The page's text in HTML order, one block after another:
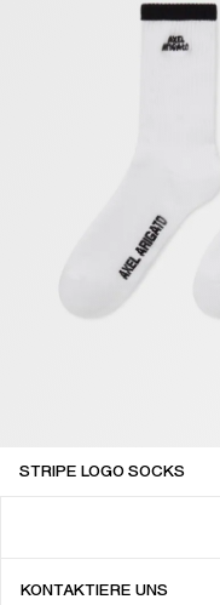
STRIPE LOGO SOCKS
KONTAKTIERE UNS